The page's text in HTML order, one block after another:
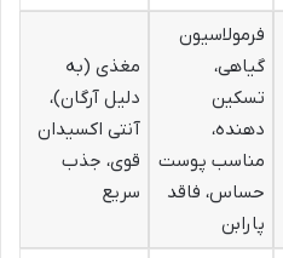
فرمولاسیون
گیاهی،
تسکین
دهنده،
مناسب پوست
حساس، فاقد
پارابن
مغذی (به
دلیل آرگان)،
آنتی اکسیدان
قوی، جذب
سریع